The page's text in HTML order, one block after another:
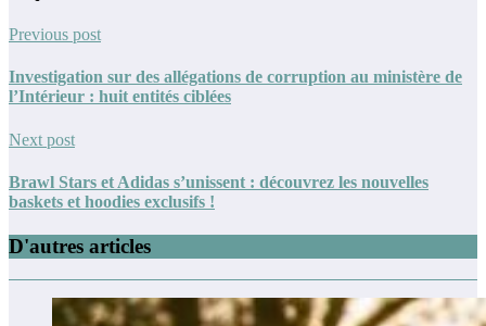
Previous post
Investigation sur des allégations de corruption au ministère de
l’Intérieur : huit entités ciblées
Next post
Brawl Stars et Adidas s’unissent : découvrez les nouvelles
baskets et hoodies exclusifs !
D'autres articles